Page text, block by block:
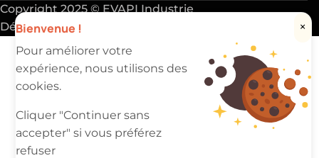
Bienvenue ! ×
Pour améliorer votre
expérience, nous utilisons des
cookies.
Cliquer "Continuer sans
accepter" si vous préférez
refuser
Copyright 2025 ©EVAPI Industrie
Défiler vers le haut